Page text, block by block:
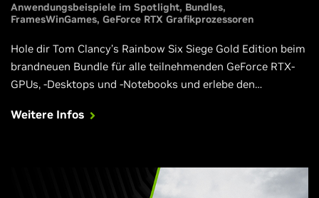
Anwendungsbeispiele im Spotlight Bundles
FramesWinGames GeForce RTX Grafikprozessoren
Hole dir Tom Clancy’s Rainbow Six Siege Gold Edition beim
brandneuen Bundle für alle teilnehmenden GeForce RTX-
GPUs, -Desktops und -Notebooks und erlebe den
Weitere Infos